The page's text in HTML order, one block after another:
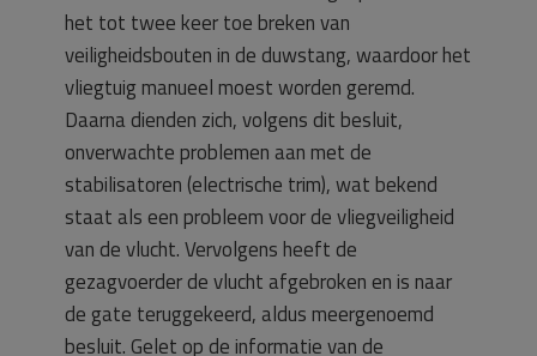
het tot twee keer toe breken van
veiligheidsbouten in de duwstang, waardoor het
vliegtuig manueel moest worden geremd.
Daarna dienden zich, volgens dit besluit,
onverwachte problemen aan met de
stabilisatoren (electrische trim), wat bekend
staat als een probleem voor de vliegveiligheid
van de vlucht. Vervolgens heeft de
gezagvoerder de vlucht afgebroken en is naar
de gate teruggekeerd, aldus meergenoemd
besluit. Gelet op de informatie van de